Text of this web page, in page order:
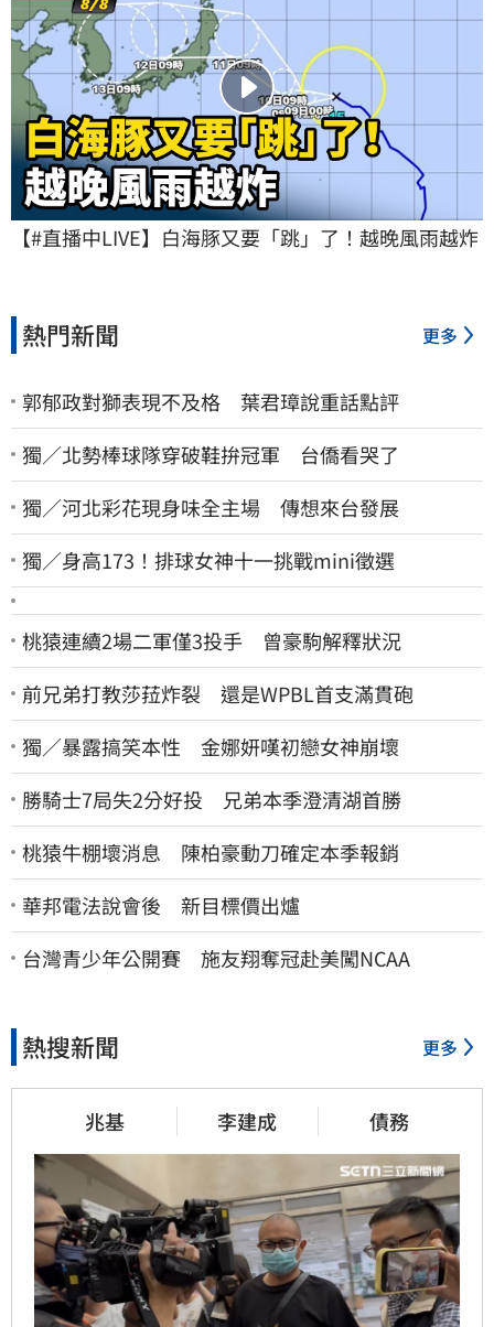
【#直播中LIVE】白海豚又要「跳」了！越晚風雨越炸
熱門新聞 更多
郭郁政對獅表現不及格 葉君璋說重話點評
獨／北勢棒球隊穿破鞋拚冠軍 台僑看哭了
獨／河北彩花現身味全主場 傳想來台發展
獨／身高173！排球女神十一挑戰mini徵選
桃猿連續2場二軍僅3投手 曾豪駒解釋狀況
前兄弟打教莎菈炸裂 還是WPBL首支滿貫砲
獨／暴露搞笑本性 金娜妍嘆初戀女神崩壞
勝騎士7局失2分好投 兄弟本季澄清湖首勝
桃猿牛棚壞消息 陳柏豪動刀確定本季報銷
華邦電法說會後 新目標價出爐
台灣青少年公開賽 施友翔奪冠赴美闖NCAA
熱搜新聞 更多
兆基 李建成 債務